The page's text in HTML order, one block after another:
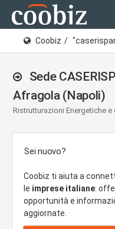
Coobiz
Sede
Afragola (Napoli)
Ristrutturazioni Energetiche
Sei nuovo?
Coobiz ti aiuta a
le imprese italiane:
opportunità e
aggiornate.